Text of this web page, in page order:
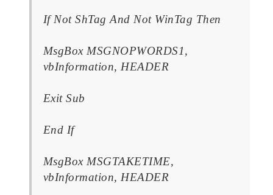
If Not ShTag And Not WinTag Then
MsgBox MSGNOPWORDS1,
vbInformation, HEADER
Exit Sub
End If
MsgBox MSGTAKETIME,
vbInformation, HEADER